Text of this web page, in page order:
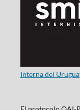
Interna del